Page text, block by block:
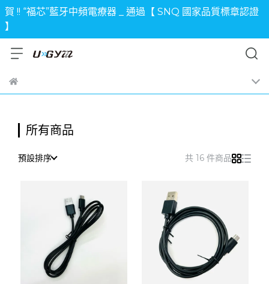
賀 !! “福芯”藍牙中頻電療器 _ 通過【 SNQ 國家品質標章認證
】
所有商品
預設排序 共 16 件商品